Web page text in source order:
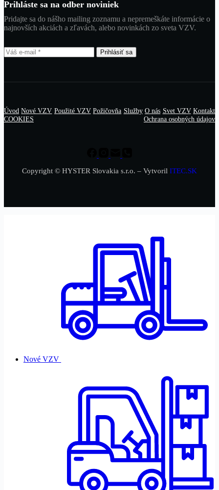
Prihláste sa na odber noviniek
Pridajte sa do nášho mailing zoznamu a nepremeškáte informácie o
najnovších akciách a zľavách, alebo novinkách zo sveta VZV.
Prihlásiť sa
Úvod Nové VZV Použité VZV Požičovňa Služby O nás Svet VZV Kontakt
COOKIES
Ochrana osobných údajov
Copyright © HYSTER Slovakia s.r.o. – Vytvoril ITEC.SK
Nové VZV